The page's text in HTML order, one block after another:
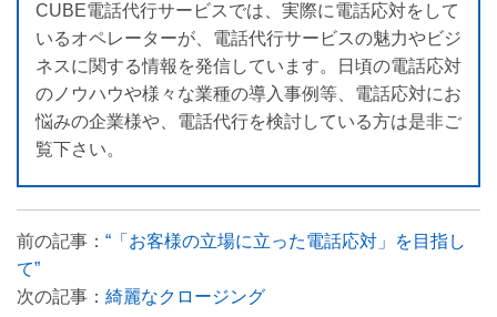
CUBE電話代行サービスでは、実際に電話応対をして
いるオペレーターが、電話代行サービスの魅力やビジ
ネスに関する情報を発信しています。日頃の電話応対
のノウハウや様々な業種の導入事例等、電話応対にお
悩みの企業様や、電話代行を検討している方は是非ご
覧下さい。
前の記事： “「お客様の立場に立った電話応対」を目指し
て”
次の記事： 綺麗なクロージング